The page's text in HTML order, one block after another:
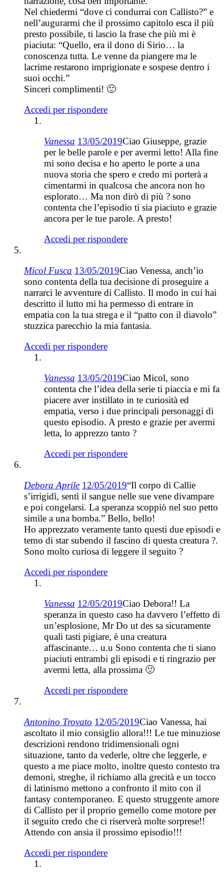
Nel chiedermi “dove ci condurrai con Callisto?” e
nell’augurarmi che il prossimo capitolo esca il più
presto possibile, ti lascio la frase che più mi è
piaciuta: “Quello, era il dono di Sirio… la
conoscenza tutta. Le venne da piangere ma le
lacrime restarono imprigionate e sospese dentro i
suoi occhi.”
Sinceri complimenti! 🙂
Accedi per rispondere
Vanessa 13/05/2019Ciao Giuseppe, grazie
per le belle parole e per avermi letto! Alla fine
mi sono decisa e ho aperto le porte a una
nuova storia che spero e credo mi porterà a
cimentarmi in qualcosa che ancora non ho
esplorato… Ma non dirò di più ? sono
contenta che l’episodio ti sia piaciuto e grazie
ancora per le tue parole. A presto!
Accedi per rispondere
Micol Fusca 13/05/2019Ciao Venessa, anch’io
sono contenta della tua decisione di proseguire a
narrarci le avventure di Callisto. Il modo in cui hai
descritto il lutto mi ha permesso di entrare in
empatia con la tua strega e il “patto con il diavolo”
stuzzica parecchio la mia fantasia.
Accedi per rispondere
Vanessa 13/05/2019Ciao Micol, sono
contenta che l’idea della serie ti piaccia e mi fa
piacere aver instillato in te curiosità ed
empatia, verso i due principali personaggi di
questo episodio. A presto e grazie per avermi
letta, lo apprezzo tanto ?
Accedi per rispondere
Debora Aprile 12/05/2019“Il corpo di Callie
s’irrigidì, sentì il sangue nelle sue vene divampare
e poi congelarsi. La speranza scoppiò nel suo petto
simile a una bomba.” Bello, bello!
Ho apprezzato veramente tanto questi due episodi e
temo di star subendo il fascino di questa creatura ?.
Sono molto curiosa di leggere il seguito ?
Accedi per rispondere
Vanessa 12/05/2019Ciao Debora!! La
speranza in questo caso ha davvero l’effetto di
un’esplosione, Mr Do ut des sa sicuramente
quali tasti pigiare, è una creatura
affascinante… u.u Sono contenta che ti siano
piaciuti entrambi gli episodi e ti ringrazio per
avermi letta, alla prossima 🙂
Accedi per rispondere
Antonino Trovato 12/05/2019Ciao Vanessa, hai
ascoltato il mio consiglio allora!!! Le tue minuziose
descrizioni rendono tridimensionali ogni
situazione, tanto da vederle, oltre che leggerle, e
questo a me piace molto, inoltre questo contesto tra
demoni, streghe, il richiamo alla grecità e un tocco
di latinismo mettono a confronto il mito con il
fantasy contemporaneo. E questo struggente amore
di Callisto per il proprio gemello come motore per
il seguito credo che ci riserverà molte sorprese!!
Attendo con ansia il prossimo episodio!!!
Accedi per rispondere